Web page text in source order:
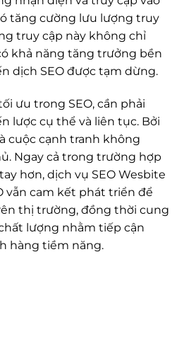
tăng cường lưu lượng truy
truy cập này không chỉ
khả năng tăng trưởng bền
dịch SEO được tạm dừng.
ưu trong SEO, cần phải
lược cụ thể và liên tục. Bởi
cuộc cạnh tranh không
Ngay cả trong trường hợp
hơn, dịch vụ SEO Wesbite
vẫn cam kết phát triển để
thị trường, đồng thời cung
lượng nhằm tiếp cận
hàng tiềm năng.